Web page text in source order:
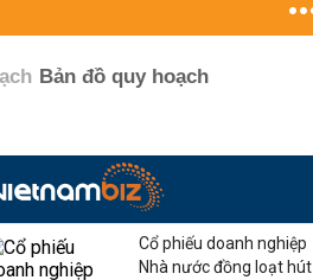
Bản đồ quy hoạch
Cổ phiếu doanh nghiệp
Nhà nước đồng loạt hút